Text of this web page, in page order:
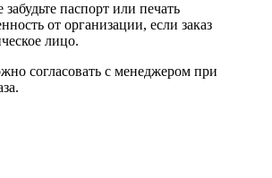
паспорт или печать
от организации, если заказ
лицо.
согласовать с менеджером при